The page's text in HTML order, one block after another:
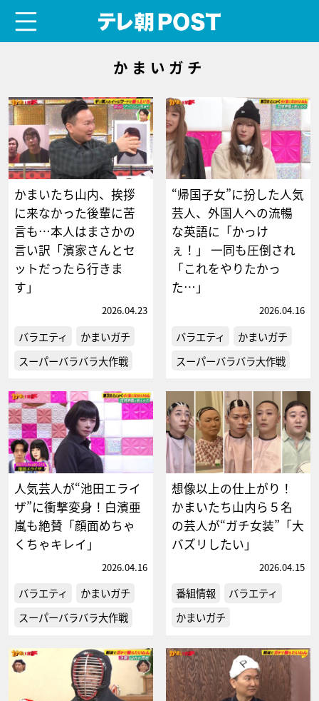
かまいガチ
かまいたち山内、挨拶
に来なかった後輩に苦
言も…本人はまさかの
言い訳「濱家さんとセ
ットだったら行きま
す」
2026.04.23
バラエティ
かまいガチ
スーパーバラバラ大作戦
“帰国子女”に扮した人気
芸人、外国人への流暢
な英語に「かっけ
ぇ！」 一同も圧倒され
「これをやりたかっ
た…」
2026.04.16
バラエティ
かまいガチ
スーパーバラバラ大作戦
人気芸人が“池田エライ
ザ”に衝撃変身！白濱亜
嵐も絶賛「顔面めちゃ
くちゃキレイ」
2026.04.16
バラエティ
かまいガチ
スーパーバラバラ大作戦
想像以上の仕上がり！
かまいたち山内ら５名
の芸人が“ガチ女装”「大
バズリしたい」
2026.04.15
番組情報
バラエティ
かまいガチ